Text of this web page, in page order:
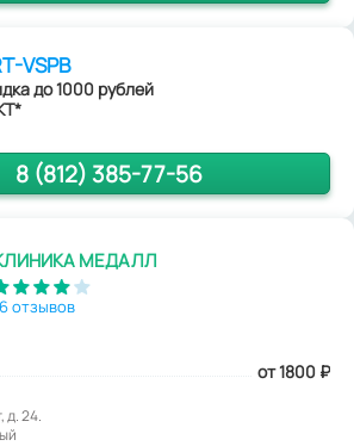
VSPB
до 1000 рублей
8 (812) 385-77-56
МЕДАЛЛ
отзывов
от 1800 ₽
д. 24.